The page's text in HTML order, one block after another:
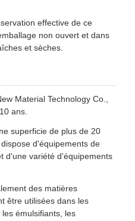
effective de ce
non ouvert et dans
et sèches.
Material Technology Co.,
ans.
superficie de plus de 20
d'équipements de
d'une variété d'équipements
des matières
être utilisées dans les
émulsifiants, les